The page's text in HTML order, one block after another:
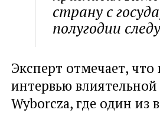
страну с
полугодии
Эксперт отмечает,
интервью влиятельной
Wyborcza, где один из